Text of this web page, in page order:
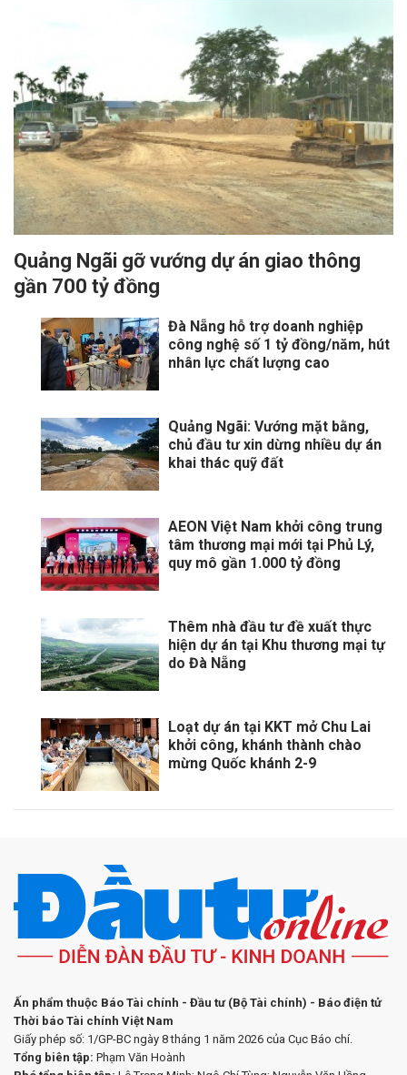
Quảng Ngãi gỡ vướng dự án giao thông
gần 700 tỷ đồng
Đà Nẵng hỗ trợ doanh nghiệp
công nghệ số 1 tỷ đồng/năm, hút
nhân lực chất lượng cao
Quảng Ngãi: Vướng mặt bằng,
chủ đầu tư xin dừng nhiều dự án
khai thác quỹ đất
AEON Việt Nam khởi công trung
tâm thương mại mới tại Phủ Lý,
quy mô gần 1.000 tỷ đồng
Thêm nhà đầu tư đề xuất thực
hiện dự án tại Khu thương mại tự
do Đà Nẵng
Loạt dự án tại KKT mở Chu Lai
khởi công, khánh thành chào
mừng Quốc khánh 2-9
Ấn phẩm thuộc Báo Tài chính - Đầu tư (Bộ Tài chính) - Báo điện tử
Thời báo Tài chính Việt Nam
Giấy phép số: 1/GP-BC ngày 8 tháng 1 năm 2026 của Cục Báo chí.
Tổng biên tập: Phạm Văn Hoành